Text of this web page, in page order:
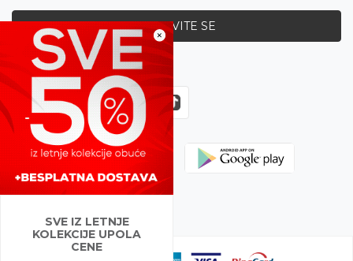
×
SVE IZ LETNJE
KOLEKCIJE UPOLA
CENE
PRIJAVITE SE
Zapratite nas